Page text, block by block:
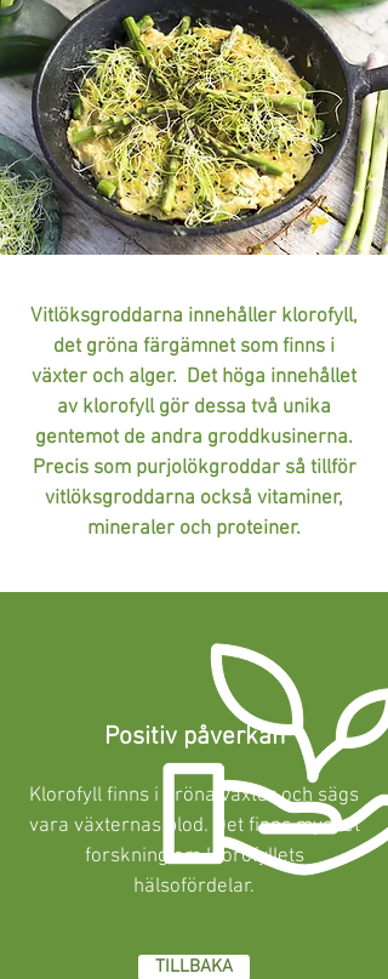
Vitlöksgroddarna innehåller klorofyll,
det gröna färgämnet som finns i
växter och alger. Det höga innehållet
av klorofyll gör dessa två unika
gentemot de andra groddkusinerna.
Precis som purjolökgroddar så tillför
vitlöksgroddarna också vitaminer,
mineraler och proteiner.
Positiv påverkan
Klorofyll finns i gröna växter och sägs
vara växternas blod. Det finns mycket
forskning om klorofyllets
hälsofördelar.
TILLBAKA